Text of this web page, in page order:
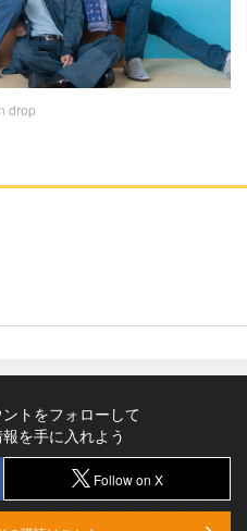
drop
トをフォローして
を手に入れよう
Follow on X